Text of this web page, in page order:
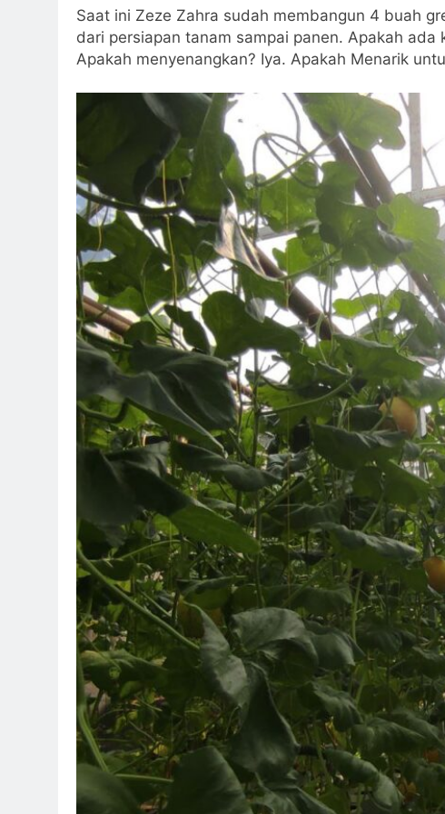
Saat ini Zeze Zahra sudah membangun 4 buah
dari persiapan tanam sampai panen. Apakah ada
Apakah menyenangkan? Iya. Apakah Menarik